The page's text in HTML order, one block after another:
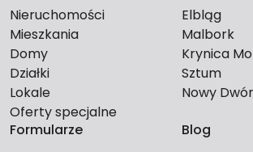
Nieruchomości
Mieszkania
Domy
Działki
Lokale
Oferty specjalne
Elbląg
Malbork
Krynica
Sztum
Nowy
Formularze
Blog